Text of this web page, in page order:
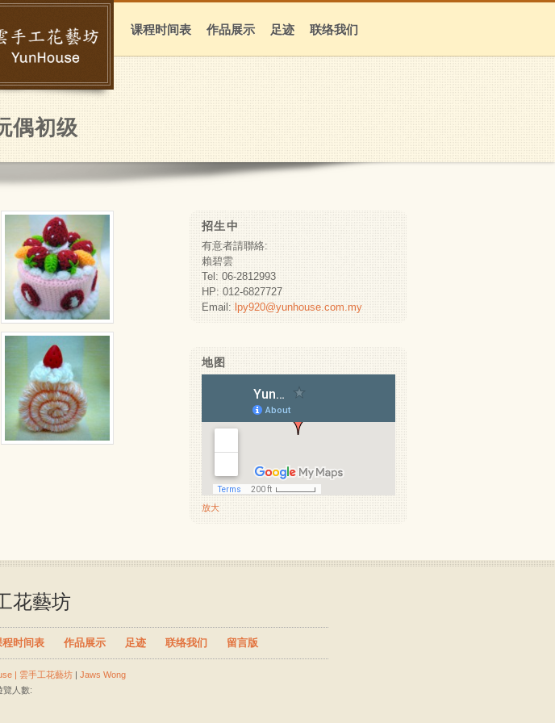
课程时间表 作品展示 足迹 联络我们
偶初级
招生中
有意者請聯絡:
賴碧雲
Tel: 06-2812993
HP: 012-6827727
Email: lpy920@yunhouse.com.my
地图
放大
花藝坊
程时间表 作品展示 足迹 联络我们 留言版
| 雲手工花藝坊| Jaws Wong
覽人數: